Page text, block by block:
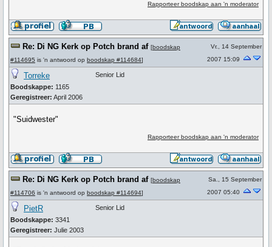
Rapporteer boodskap aan 'n moderator
Re: Di NG Kerk op Potch brand af [boodskap
#114695 is 'n antwoord op boodskap #114684]
Vr., 14 September
2007 15:09
Torreke
Boodskappe: 1165
Geregistreer: April 2006
Senior Lid
"Suidwester"
Rapporteer boodskap aan 'n moderator
Re: Di NG Kerk op Potch brand af [boodskap
#114706 is 'n antwoord op boodskap #114694]
Sa., 15 September
2007 05:40
PietR
Boodskappe: 3341
Geregistreer: Julie 2003
Senior Lid